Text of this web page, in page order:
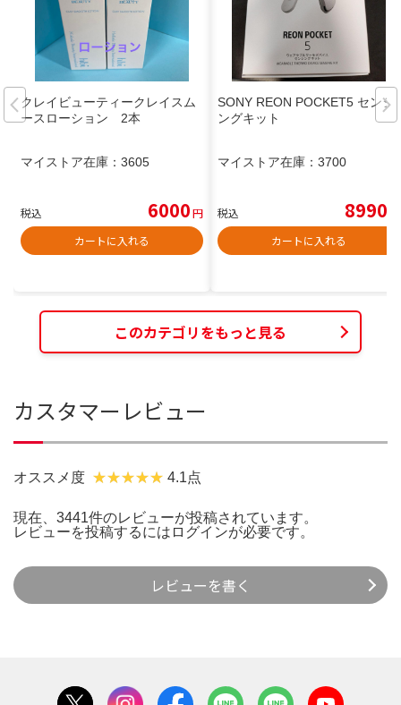
クレイビューティークレイスム
ースローション 2本
マイストア在庫： 3605
税込 6000円
カートに入れる
SONY REON POCKET5 センシ
ングキット
マイストア在庫： 3700
税込 8990
カートに入れる
このカテゴリをもっと見る
カスタマーレビュー
オススメ度 4.1点
現在、3441件のレビューが投稿されています。
レビューを投稿するには ログインが必要です。
レビューを書く